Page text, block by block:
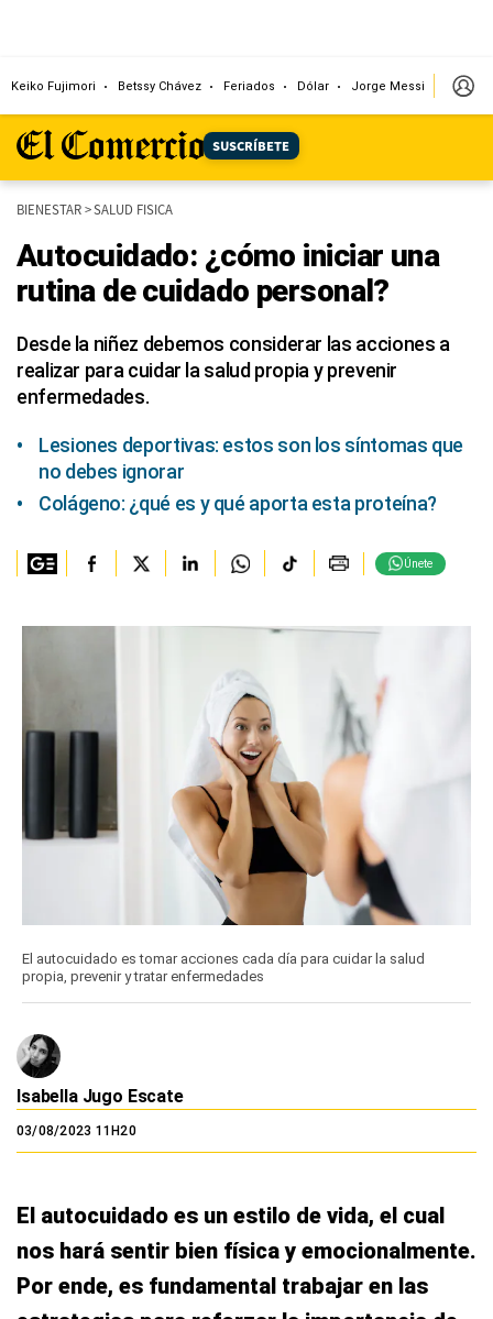
SUSCRÍBETE
Keiko Fujimori Betssy Chávez Feriados Dólar Jorge Messi Papa
BIENESTAR>SALUD FISICA
Autocuidado: ¿cómo iniciar una
rutina de cuidado personal?
Desde la niñez debemos considerar las acciones a
realizar para cuidar la salud propia y prevenir
enfermedades.
Lesiones deportivas: estos son los síntomas que
no debes ignorar
Colágeno: ¿qué es y qué aporta esta proteína?
Únete
El autocuidado es tomar acciones cada día para cuidar la salud
propia, prevenir y tratar enfermedades
Isabella Jugo Escate
03/08/2023 11H20
El autocuidado es un estilo de vida, el cual
nos hará sentir bien física y emocionalmente.
Por ende, es fundamental trabajar en las